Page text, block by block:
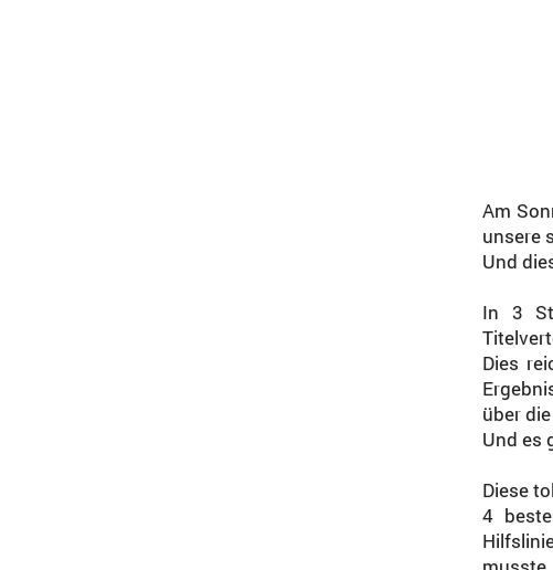
Am
unsere
Und
In 3
Dies
über
Und es
Diese
4